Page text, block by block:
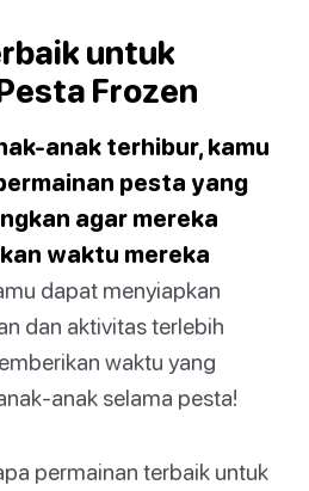
untuk
Frozen
anak terhibur, kamu
pesta yang
agar mereka
waktu mereka
dapat menyiapkan
dan aktivitas terlebih
waktu yang
anak selama pesta!
permainan terbaik untuk